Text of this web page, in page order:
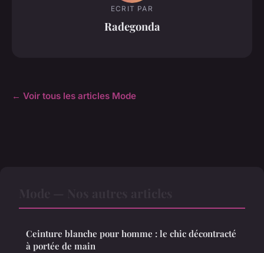
ECRIT PAR
Radegonda
← Voir tous les articles Mode
Ceinture blanche pour homme : le chic décontracté
à portée de main